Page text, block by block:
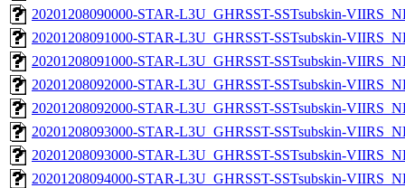
20201208090000-STAR-L3U_GHRSST-SSTsubskin-
20201208091000-STAR-L3U_GHRSST-SSTsubskin-
20201208091000-STAR-L3U_GHRSST-SSTsubskin-
20201208092000-STAR-L3U_GHRSST-SSTsubskin-
20201208092000-STAR-L3U_GHRSST-SSTsubskin-
20201208093000-STAR-L3U_GHRSST-SSTsubskin-
20201208093000-STAR-L3U_GHRSST-SSTsubskin-
20201208094000-STAR-L3U_GHRSST-SSTsubskin-